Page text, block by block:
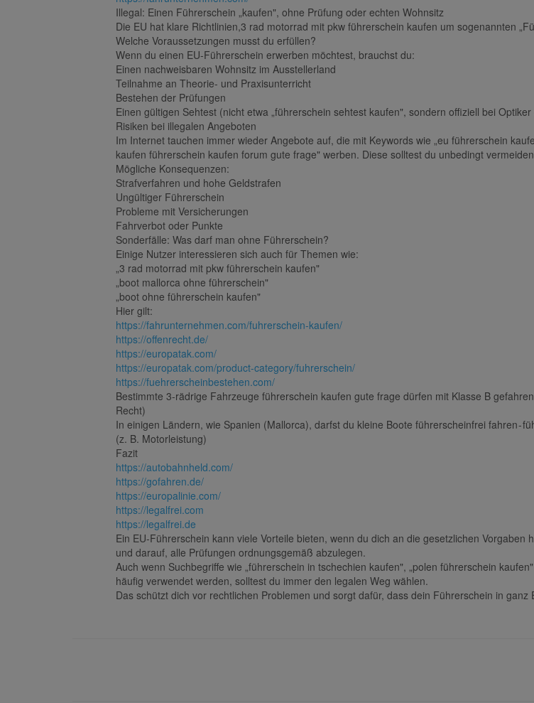
Illegal: Einen Führerschein „kaufen", ohne Prüfung oder echten Wohnsitz
Die EU hat klare Richtlinien,3 rad motorrad mit pkw führerschein kaufen um sogenannten
Welche Voraussetzungen musst du erfüllen?
Wenn du einen EU-Führerschein erwerben möchtest, brauchst du:
Einen nachweisbaren Wohnsitz im Ausstellerland
Teilnahme an Theorie- und Praxisunterricht
Bestehen der Prüfungen
Einen gültigen Sehtest (nicht etwa „führerschein sehtest kaufen", sondern offiziell bei
Risiken bei illegalen Angeboten
Im Internet tauchen immer wieder Angebote auf, die mit Keywords wie „eu führerschein
kaufen führerschein kaufen forum gute frage" werben. Diese solltest du unbedingt
Mögliche Konsequenzen:
Strafverfahren und hohe Geldstrafen
Ungültiger Führerschein
Probleme mit Versicherungen
Fahrverbot oder Punkte
Sonderfälle: Was darf man ohne Führerschein?
Einige Nutzer interessieren sich auch für Themen wie:
„3 rad motorrad mit pkw führerschein kaufen"
„boot mallorca ohne führerschein"
„boot ohne führerschein kaufen"
Hier gilt:
https://fahrunternehmen.com/fuhrerschein-kaufen/
https://offenrecht.de/
https://europatak.com/
https://europatak.com/product-category/fuhrerschein/
https://fuehrerscheinbestehen.com/
Bestimmte 3-rädrige Fahrzeuge führerschein kaufen gute frage dürfen mit Klasse B
Recht)
In einigen Ländern, wie Spanien (Mallorca), darfst du kleine Boote führerscheinfrei fahren -
(z. B. Motorleistung)
Fazit
https://autobahnheld.com/
https://gofahren.de/
https://europalinie.com/
https://legalfrei.com
https://legalfrei.de
Ein EU-Führerschein kann viele Vorteile bieten, wenn du dich an die gesetzlichen
und darauf, alle Prüfungen ordnungsgemäß abzulegen.
Auch wenn Suchbegriffe wie „führerschein in tschechien kaufen", „polen führerschein
häufig verwendet werden, solltest du immer den legalen Weg wählen.
Das schützt dich vor rechtlichen Problemen und sorgt dafür, dass dein Führerschein in ganz